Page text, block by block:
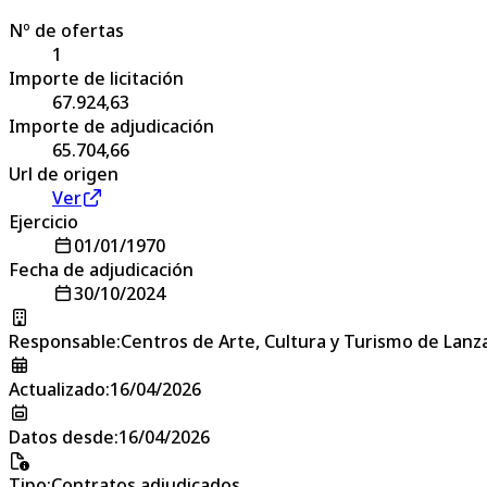
Nº de ofertas
1
Importe de licitación
67.924,63
Importe de adjudicación
65.704,66
Url de origen
Ver
Ejercicio
01/01/1970
Fecha de adjudicación
30/10/2024
Responsable:Centros de Arte, Cultura y Turismo de
Actualizado:16/04/2026
Datos desde:16/04/2026